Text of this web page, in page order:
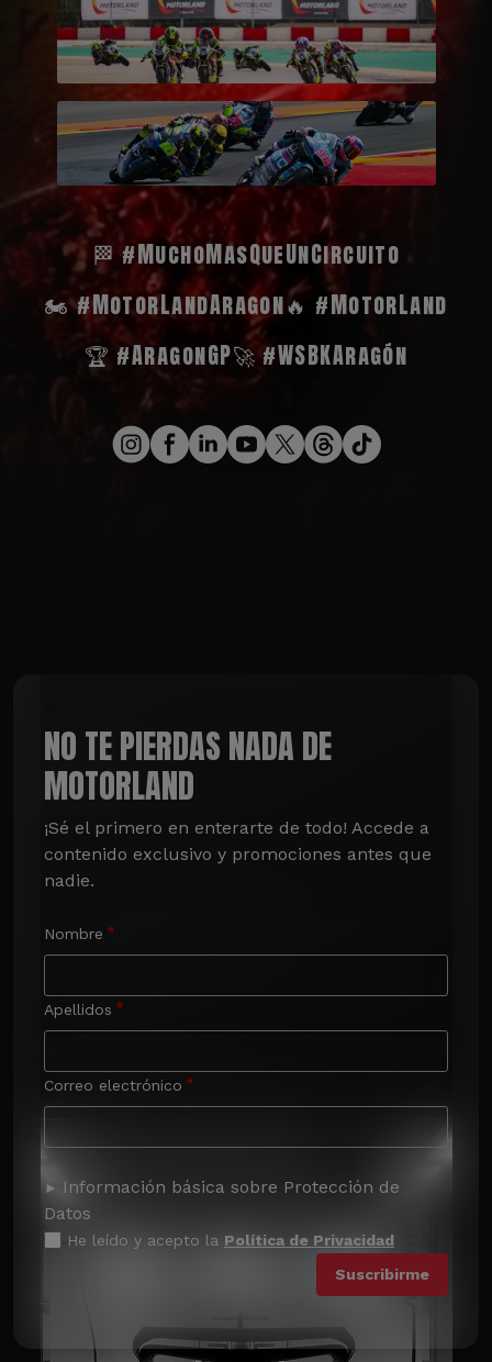
🏁 #MuchoMasQueUnCircuito
🏍️ #MotorLandAragon🔥 #MotorLand
🏆 #AragonGP🚀 #WSBKAragón
NO TE PIERDAS NADA DE
MOTORLAND
¡Sé el primero en enterarte de todo! Accede a
contenido exclusivo y promociones antes que
nadie.
Nombre
Apellidos
Correo electrónico
Información básica sobre Protección de
Datos
He leído y acepto la Política de Privacidad